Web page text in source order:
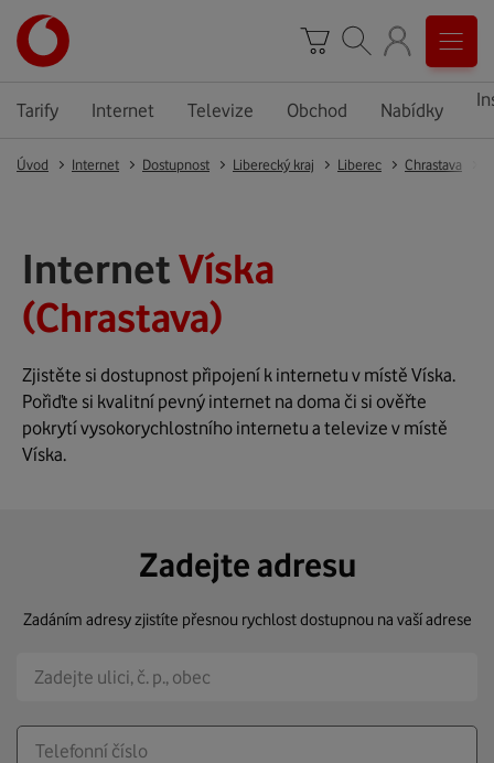
Tarify Internet Televize Obchod Nabídky
Úvod Internet Dostupnost Liberecký kraj Liberec Chrastava
InternetVíska
(Chrastava)
Zjistěte si dostupnost připojení k internetu v místě Víska.
Pořiďte si kvalitní pevný internet na doma či si ověřte
pokrytí vysokorychlostního internetu a televize v místě
Víska.
Zadejte adresu
Zadáním adresy zjistíte přesnou rychlost dostupnou na vaší adrese